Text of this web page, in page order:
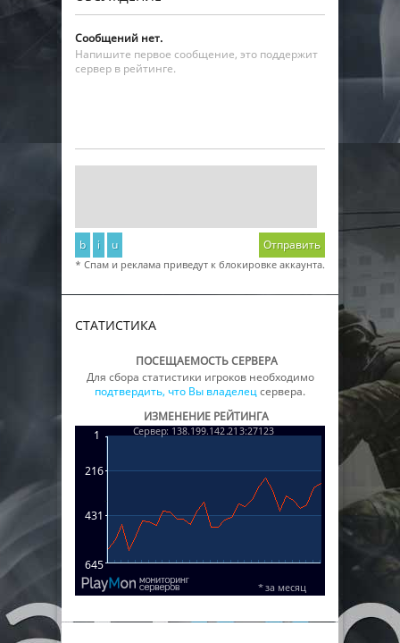
Сообщений нет.
Напишите первое сообщение, это поддержит
сервер в рейтинге.
b i u Отправить
* Спам и реклама приведут к блокировке аккаунта.
СТАТИСТИКА
ПОСЕЩАЕМОСТЬ СЕРВЕРА
Для сбора статистики игроков необходимо
подтвердить, что Вы владелецсервера.
ИЗМЕНЕНИЕ РЕЙТИНГА